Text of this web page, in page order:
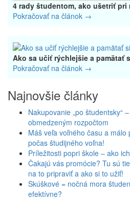
4 rady študentom, ako ušetriť pri
Pokračovať na článok →
Ako sa učiť rýchlejšie a pamätať
Pokračovať na článok →
Najnovšie články
Nakupovanie „po študentsky“
obmedzeným rozpočtom
Máš veľa voľného času a
počas študijného voľna!
Príležitosti popri škole – ako
Čakajú vás promócie? Tu sú
na to pripraviť a ako si to užiť!
Skúškové = nočná mora
efektívne?